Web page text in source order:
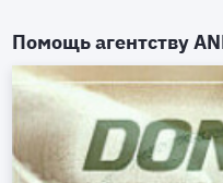
Помощь агентству